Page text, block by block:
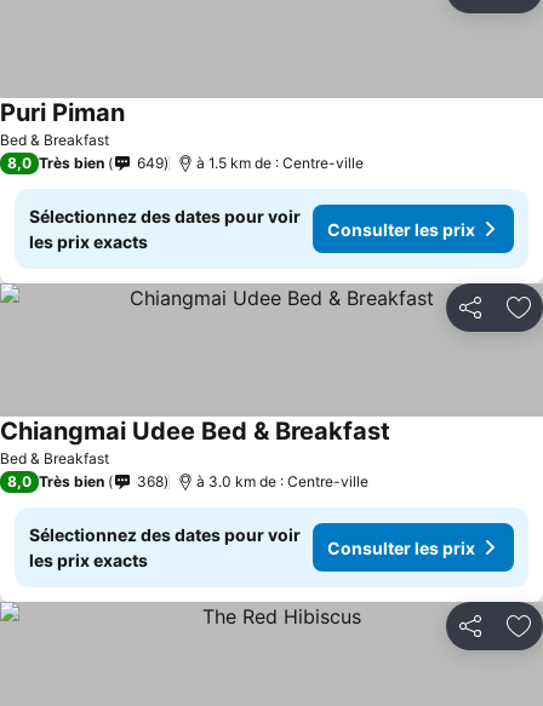
Bed & Breakfast
Puri Piman
8,0 Très bien 649 à 1.5 km de : Centre-ville
Sélectionnez des dates pour voir
les prix exacts
Consulter les prix
Partager
Bed & Breakfast
Chiangmai Udee Bed & Breakfast
8,0 Très bien 368 à 3.0 km de : Centre-ville
Sélectionnez des dates pour voir
les prix exacts
Consulter les prix
Partager